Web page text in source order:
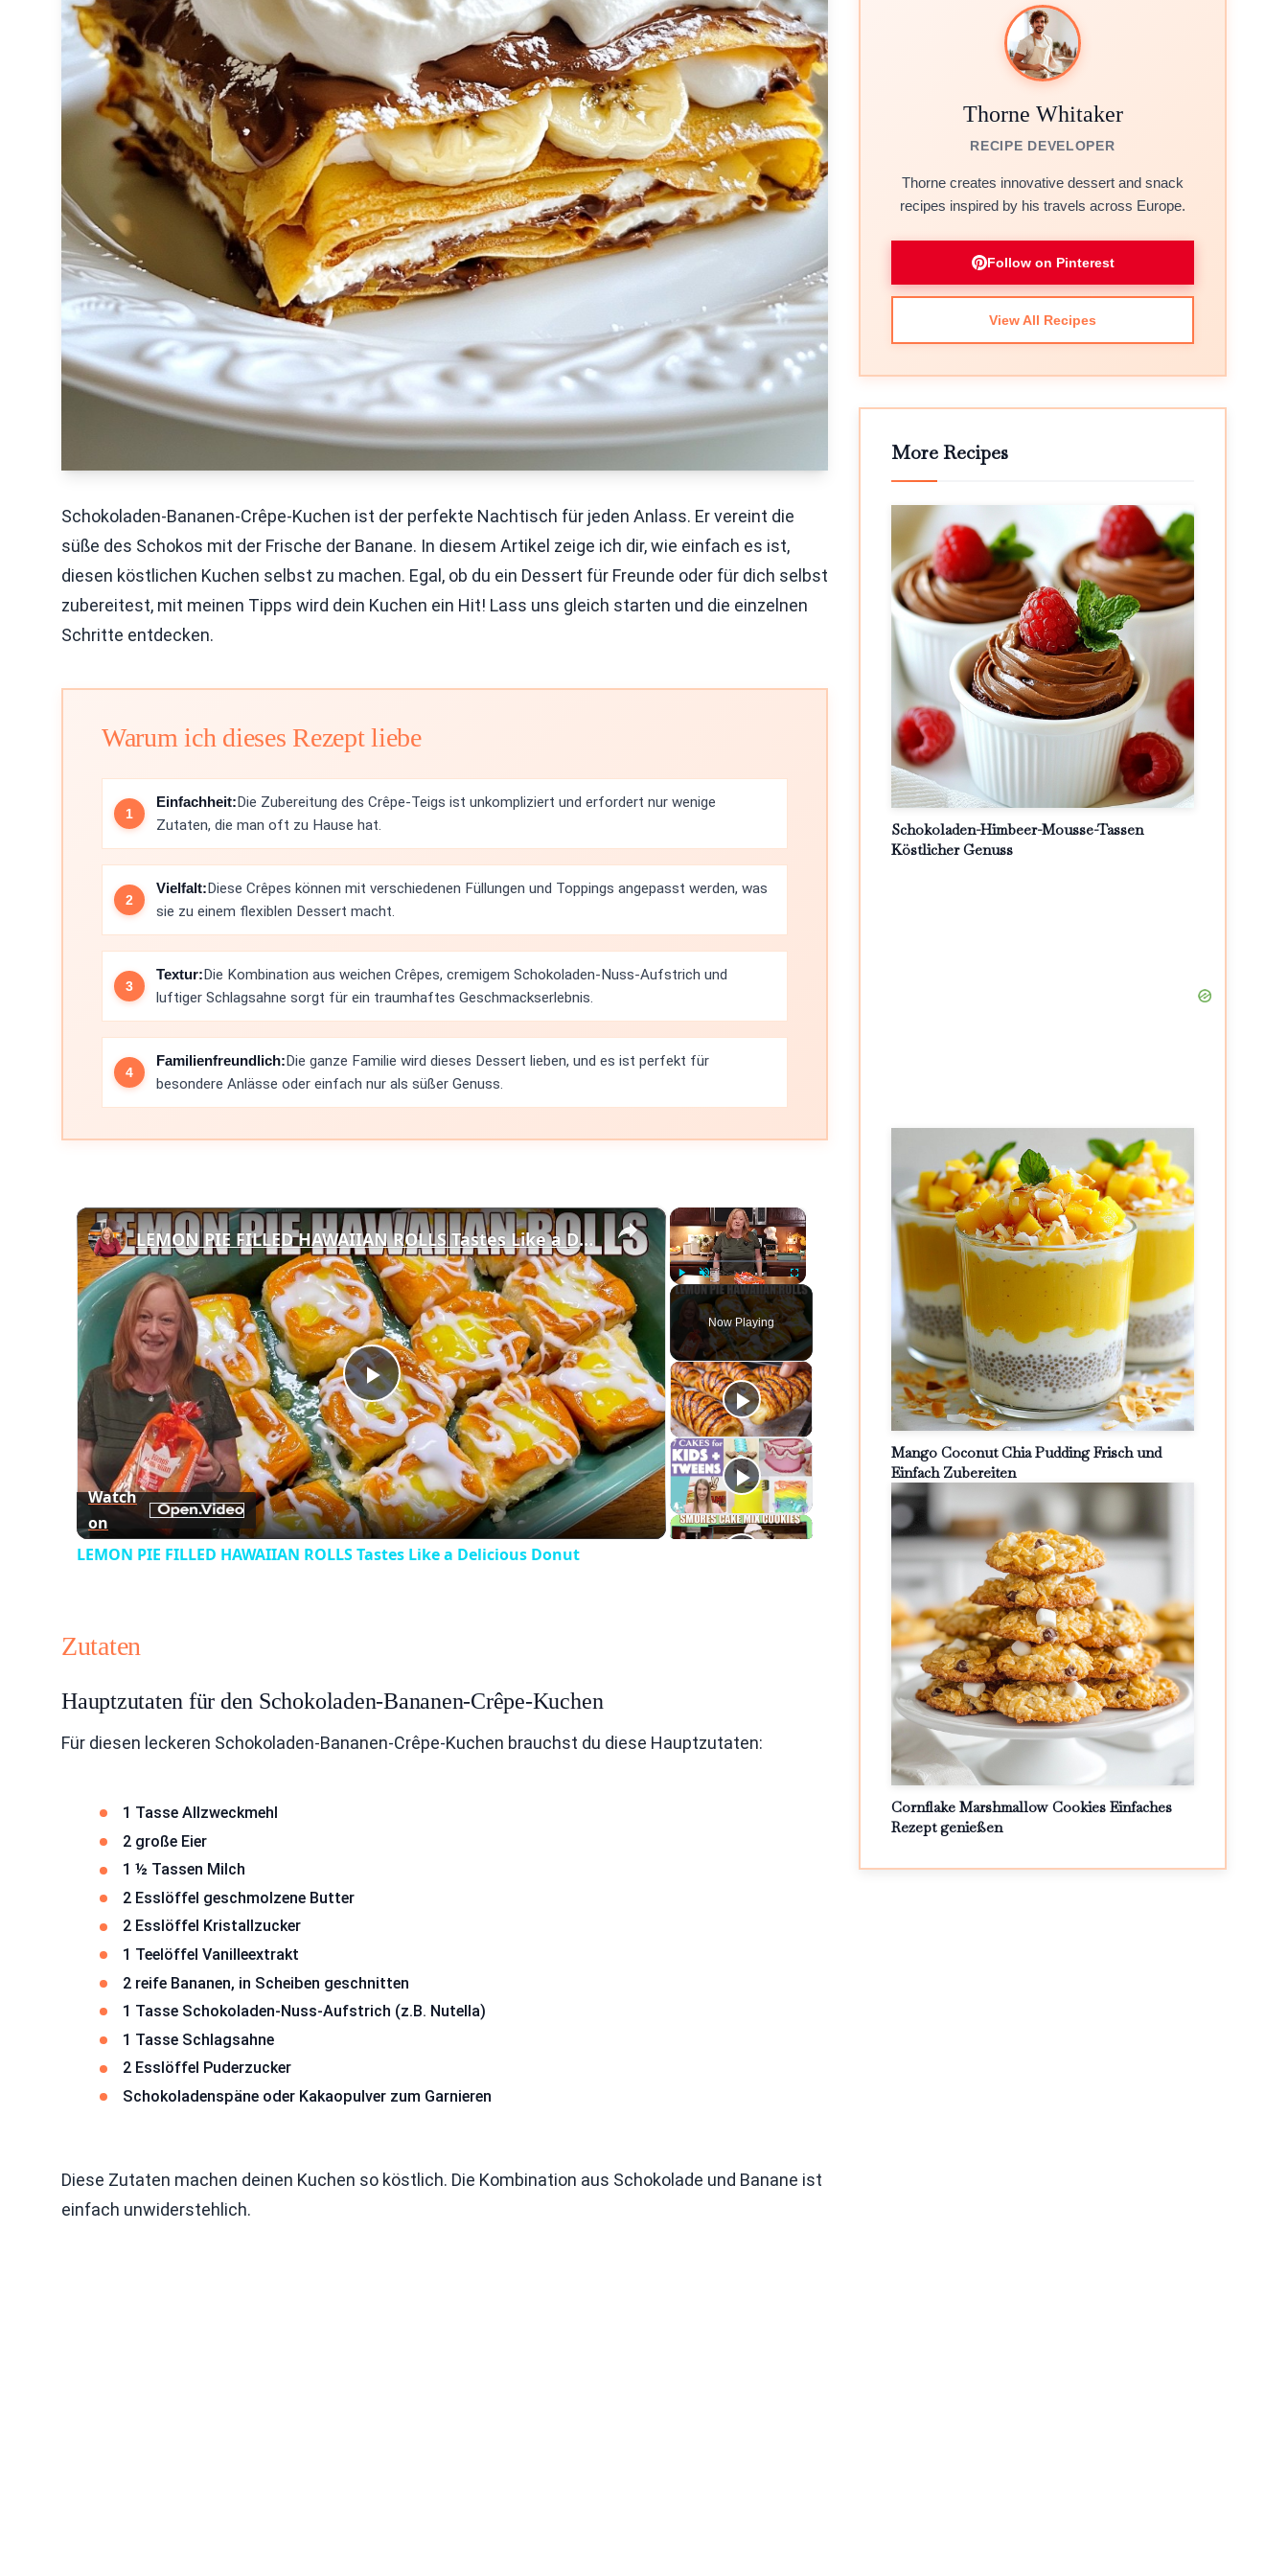
Schokoladen-Bananen-Crêpe-Kuchen ist der perfekte Nachtisch für jeden Anlass. Er vereint die
süße des Schokos mit der Frische der Banane. In diesem Artikel zeige ich dir, wie einfach es ist,
diesen köstlichen Kuchen selbst zu machen. Egal, ob du ein Dessert für Freunde oder für dich selbst
zubereitest, mit meinen Tipps wird dein Kuchen ein Hit! Lass uns gleich starten und die einzelnen
Schritte entdecken.
Warum ich dieses Rezept liebe
Einfachheit:Die Zubereitung des Crêpe-Teigs ist unkompliziert und erfordert nur wenige
Zutaten, die man oft zu Hause hat.
Vielfalt:Diese Crêpes können mit verschiedenen Füllungen und Toppings angepasst werden, was
sie zu einem flexiblen Dessert macht.
Textur:Die Kombination aus weichen Crêpes, cremigem Schokoladen-Nuss-Aufstrich und
luftiger Schlagsahne sorgt für ein traumhaftes Geschmackserlebnis.
Familienfreundlich:Die ganze Familie wird dieses Dessert lieben, und es ist perfekt für
besondere Anlässe oder einfach nur als süßer Genuss.
×
Play Unmute Fullscreen
Now Playing
×
Play
Video
LEMON PIE FILLED HAWAIIAN ROLLS Tastes Like a Delicious Donut
Watch
on
LEMON PIE FILLED HAWAIIAN ROLLS Tastes Like a Delicious Donut
Zutaten
Hauptzutaten für den Schokoladen-Bananen-Crêpe-Kuchen
Für diesen leckeren Schokoladen-Bananen-Crêpe-Kuchen brauchst du diese Hauptzutaten:
1 Tasse Allzweckmehl
2 große Eier
1 ½ Tassen Milch
2 Esslöffel geschmolzene Butter
2 Esslöffel Kristallzucker
1 Teelöffel Vanilleextrakt
2 reife Bananen, in Scheiben geschnitten
1 Tasse Schokoladen-Nuss-Aufstrich (z.B. Nutella)
1 Tasse Schlagsahne
2 Esslöffel Puderzucker
Schokoladenspäne oder Kakaopulver zum Garnieren
Diese Zutaten machen deinen Kuchen so köstlich. Die Kombination aus Schokolade und Banane ist
einfach unwiderstehlich.
Thorne Whitaker
RECIPE DEVELOPER
Thorne creates innovative dessert and snack
recipes inspired by his travels across Europe.
Follow on Pinterest
View All Recipes
More Recipes
Schokoladen-Himbeer-Mousse-Tassen
Köstlicher Genuss
Mango Coconut Chia Pudding Frisch und
Einfach Zubereiten
Cornflake Marshmallow Cookies Einfaches
Rezept genießen